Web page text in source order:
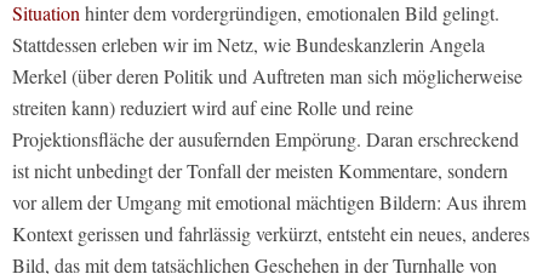
Situation hinter dem vordergründigen, emotionalen Bild gelingt.
Stattdessen erleben wir im Netz, wie Bundeskanzlerin Angela
Merkel (über deren Politik und Auftreten man sich möglicherweise
streiten kann) reduziert wird auf eine Rolle und reine
Projektionsfläche der ausufernden Empörung. Daran erschreckend
ist nicht unbedingt der Tonfall der meisten Kommentare, sondern
vor allem der Umgang mit emotional mächtigen Bildern: Aus ihrem
Kontext gerissen und fahrlässig verkürzt, entsteht ein neues, anderes
Bild, das mit dem tatsächlichen Geschehen in der Turnhalle von